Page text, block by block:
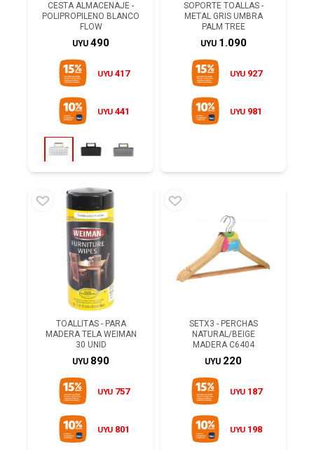
CESTA ALMACENAJE -
POLIPROPILENO BLANCO
FLOW
UYU 490
UYU 417
UYU 441
SOPORTE TOALLAS -
METAL GRIS UMBRA
PALM TREE
UYU 1.090
UYU 927
UYU 981
TOALLITAS - PARA
MADERA TELA WEIMAN
30 UNID
UYU 890
UYU 757
UYU 801
SETX3 - PERCHAS
NATURAL/BEIGE
MADERA C6404
UYU 220
UYU 187
UYU 198